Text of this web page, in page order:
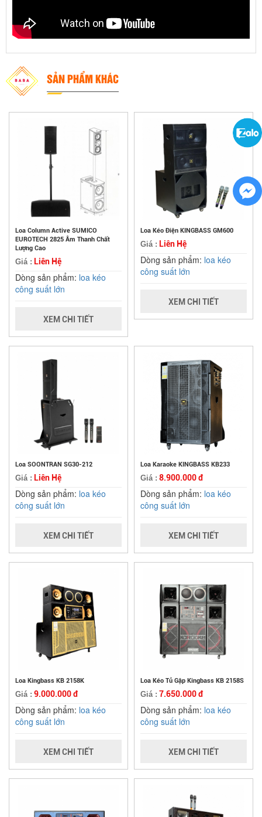
SẢN PHẨM KHÁC
Loa Column Active SUMICO
EUROTECH 2825 Âm Thanh Chất
Lượng Cao
Giá : Liên Hệ
Dòng sản phẩm: loa kéo
công suất lớn
XEM CHI TIẾT
Loa Kéo Điện KINGBASS GM600
Giá : Liên Hệ
Dòng sản phẩm: loa kéo
công suất lớn
XEM CHI TIẾT
Loa SOONTRAN SG30-212
Giá : Liên Hệ
Dòng sản phẩm: loa kéo
công suất lớn
XEM CHI TIẾT
Loa Karaoke KINGBASS KB233
Giá : 8.900.000 đ
Dòng sản phẩm: loa kéo
công suất lớn
XEM CHI TIẾT
Loa Kingbass KB 2158K
Giá : 9.000.000 đ
Dòng sản phẩm: loa kéo
công suất lớn
XEM CHI TIẾT
Loa Kéo Tủ Gập Kingbass KB 2158S
Giá : 7.650.000 đ
Dòng sản phẩm: loa kéo
công suất lớn
XEM CHI TIẾT